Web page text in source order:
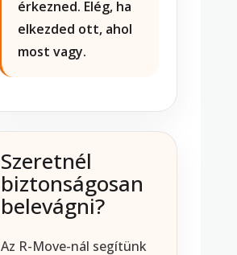
érkezned. Elég, ha
elkezded ott, ahol
most vagy.
Szeretnél
biztonságosan
belevágni?
Az R-Move-nál segítünk